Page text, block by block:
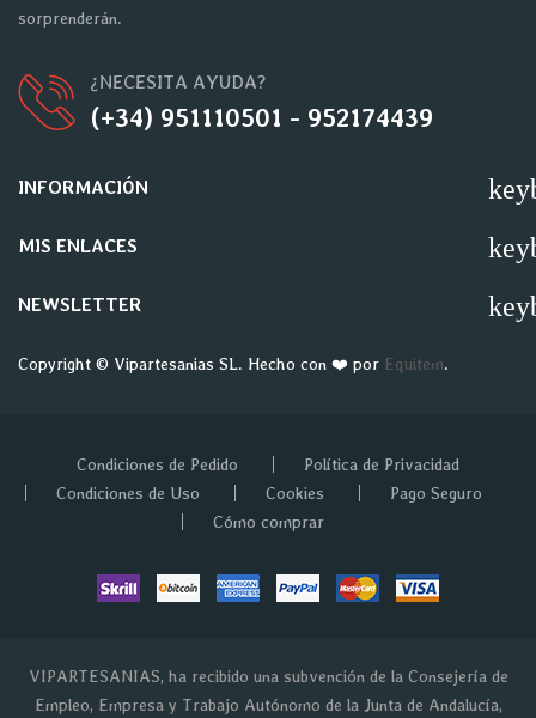
sorprenderán.
¿NECESITA AYUDA?
(+34) 951110501 - 952174439
INFORMACIÓN
MIS ENLACES
NEWSLETTER
Copyright © Vipartesanias SL. Hecho con ❤️ por Equitem.
Condiciones de Pedido
Política de Privacidad
Condiciones de Uso
Cookies
Pago Seguro
Cómo comprar
VIPARTESANIAS, ha recibido una subvención de la Consejería de
Empleo, Empresa y Trabajo Autónomo de la Junta de Andalucía,